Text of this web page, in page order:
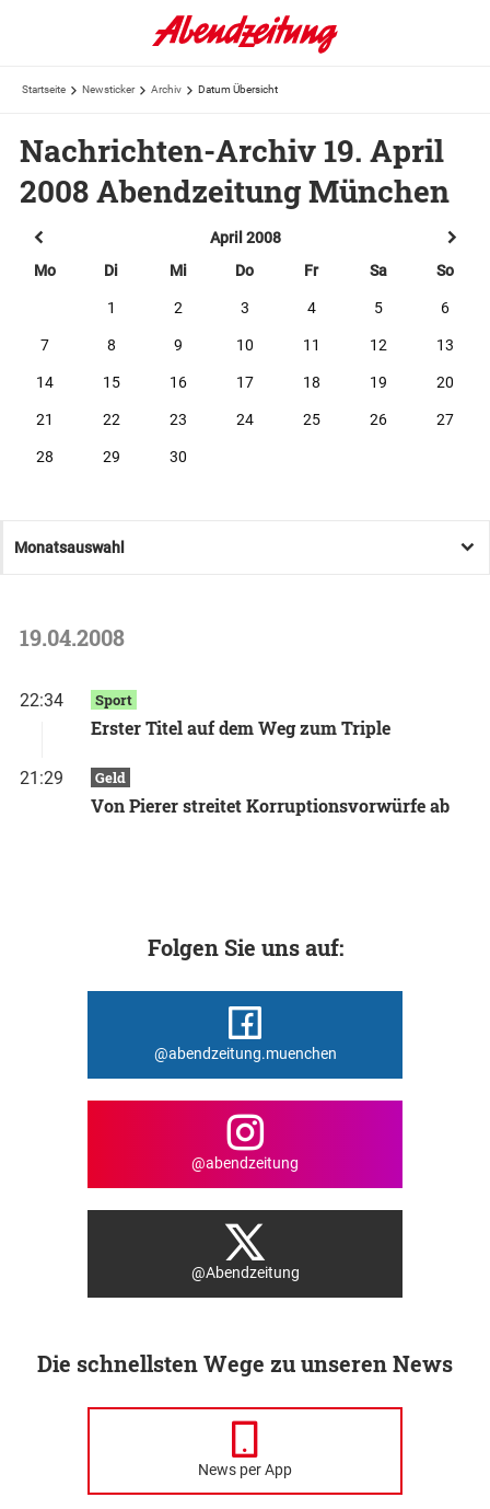
Startseite Newsticker Archiv Datum Übersicht
Nachrichten-Archiv 19. April
2008 Abendzeitung München
19.04.2008
22:34 Sport
Erster Titel auf dem Weg zum Triple
21:29 Geld
Von Pierer streitet Korruptionsvorwürfe ab
April 2008
Mo
Di Mi Do Fr Sa So
1 2 3 4 5 6
7 8 9 10 11 12 13
14 15 16 17 18 19 20
21 22 23 24 25 26 27
28 29 30
Monatsauswahl
Folgen Sie uns auf:
@abendzeitung.muenchen
@abendzeitung
@Abendzeitung
Die schnellsten Wege zu unseren News
News per App